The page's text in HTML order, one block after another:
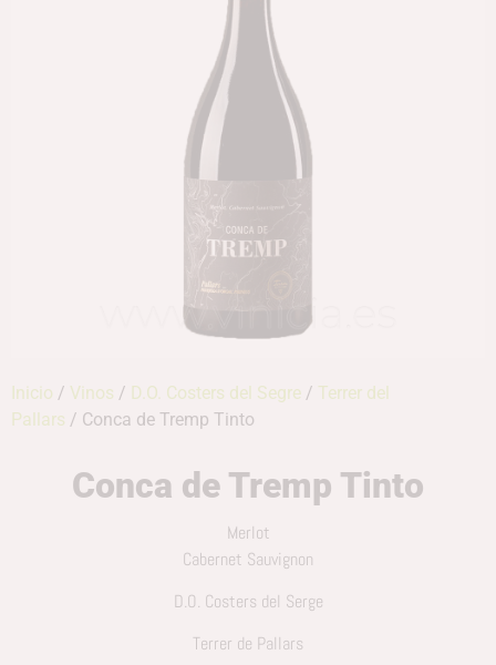
Inicio / Vinos / D.O. Costers del Segre / Terrer del
Pallars / Conca de Tremp Tinto
Conca de Tremp Tinto
Merlot
Cabernet Sauvignon
D.O. Costers del Serge
Terrer de Pallars